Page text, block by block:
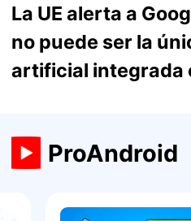
La UE alerta a
no puede ser la
artificial integrada
ProAndroid